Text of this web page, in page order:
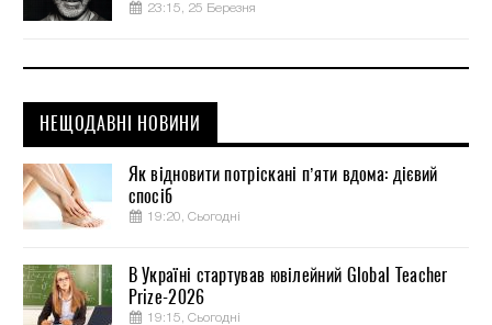
23:15, 25 Березня
НЕЩОДАВНІ НОВИНИ
Як відновити потріскані п’яти вдома: дієвий
спосіб
19:20, Сьогодні
В Україні стартував ювілейний Global Teacher
Prize-2026
19:15, Сьогодні